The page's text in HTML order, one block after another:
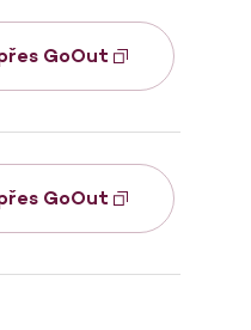
GoOut
GoOut